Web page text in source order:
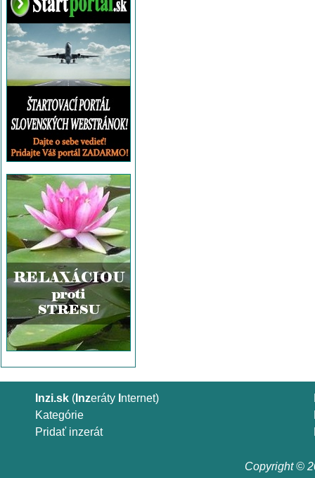
Inzi.sk ( Inzeráty nternet)
Kategórie
Pridať inzerát
Copyright ©